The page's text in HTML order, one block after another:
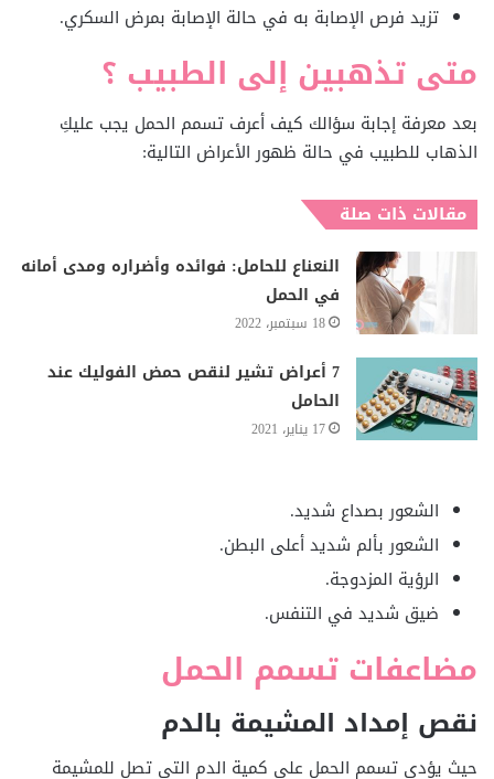
تزيد فرص الإصابة به في حالة الإصابة بمرض السكري.
متى تذهبين إلى الطبيب ؟
بعد معرفة إجابة سؤالك كيف أعرف تسمم الحمل يجب عليكِ
الذهاب للطبيب في حالة ظهور الأعراض التالية:
مقالات ذات صلة
النعناع للحامل: فوائده وأضراره ومدى أمانه
في الحمل
18 سبتمبر، 2022
7 أعراض تشير لنقص حمض الفوليك عند
الحامل
17 يناير، 2021
الشعور بصداع شديد.
الشعور بألم شديد أعلى البطن.
الرؤية المزدوجة.
ضيق شديد في التنفس.
مضاعفات تسمم الحمل
نقص إمداد المشيمة بالدم
حيث يؤدي تسمم الحمل على كمية الدم التي تصل للمشيمة